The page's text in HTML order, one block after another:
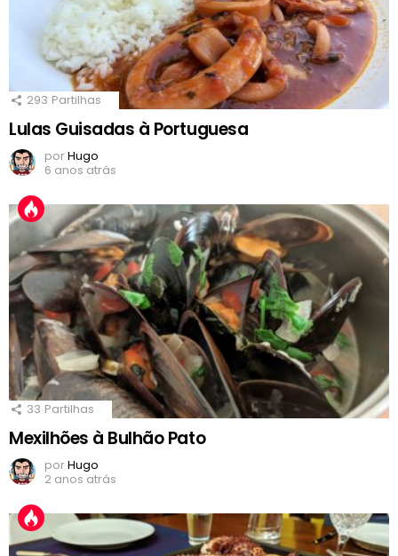
293 Partilhas
Lulas Guisadas à Portuguesa
porHugo
6 anos atrás
33 Partilhas
Mexilhões à Bulhão Pato
porHugo
2 anos atrás